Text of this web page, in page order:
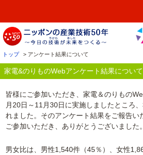
イベント
まめ知識
トップ > アンケート結果について
家電&のりものWebアンケート結果について
皆様にご参加いただき、家電＆のりもの
月20日～11月30日に実施しましたところ
れました。そのアンケート結果をご報告い
ご参加いただき、ありがとうございました。
男女比は、男性1,540件（45％）、女性